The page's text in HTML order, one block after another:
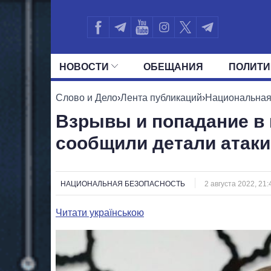
НОВОСТИ ОБЕЩАНИЯ
ВСЕ ПОЛИТИКИ ПРЕЗИДЕНТ И
Слово и Дело›Лента публикаций›
Взрывы и попадание
сообщили детали
НАЦИОНАЛЬНАЯ БЕЗОПАСНОСТЬ 2 августа 2022,
Читати українською